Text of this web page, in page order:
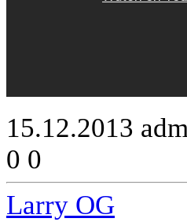
15.12.2013
0 0
Larry OG